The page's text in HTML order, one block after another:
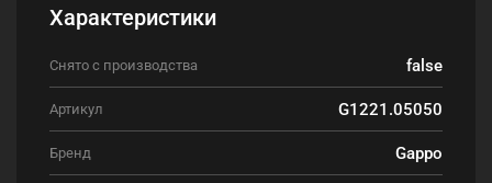
Характеристики
Снято с производства false
Артикул G1221.05050
Бренд Gappo